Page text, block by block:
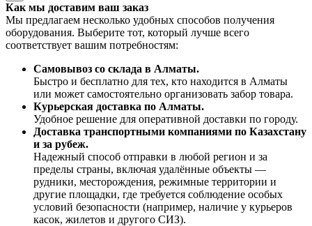
Как мы доставим ваш заказ
Мы предлагаем несколько удобных способов получения
оборудования. Выберите тот, который лучше всего
соответствует вашим потребностям:
Самовывоз со склада в Алматы.
Быстро и бесплатно для тех, кто находится в Алматы
или может самостоятельно организовать забор товара.
Курьерская доставка по Алматы.
Удобное решение для оперативной доставки по городу.
Доставка транспортными компаниями по Казахстану
и за рубеж.
Надежный способ отправки в любой регион и за
пределы страны, включая удалённые объекты —
рудники, месторождения, режимные территории и
другие площадки, где требуется соблюдение особых
условий безопасности (например, наличие у курьеров
касок, жилетов и другого СИЗ).